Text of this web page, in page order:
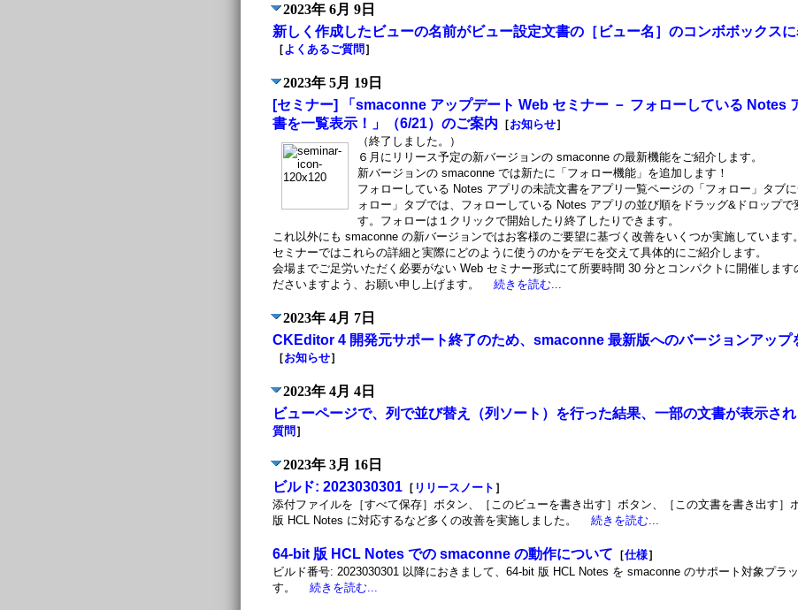
2023年 6月 9日
新しく作成したビューの名前がビュー設定文書の［ビュー名］のコンボボックス
［よくあるご質問 ］
2023年 5月 19日
[セミナー] 「smaconne アップデート Web セミナー － フォローしている Notes
書を一覧表示！」（6/21）のご案内 ［お知らせ］
（終了しました。）
６月にリリース予定の新バージョンの smaconne の最新機能をご紹介します。
新バージョンの smaconne では新たに「フォロー機能」を追加します！
フォローしている Notes アプリの未読文書をアプリ一覧ページの「フォロー」タブ
ォロー」タブでは、フォローしている Notes アプリの並び順をドラッグ&ドロップで
す。フォローは１クリックで開始したり終了したりできます。
これ以外にも smaconne の新バージョンではお客様のご要望に基づく改善をいくつか実施しています。
セミナーではこれらの詳細と実際にどのように使うのかをデモを交えて具体的にご紹介します。
会場までご足労いただく必要がない Web セミナー形式にて所要時間 30 分とコンパクトに開催します
ださいますよう、お願い申し上げます。 続きを読む...
2023年 4月 7日
CKEditor 4 開発元サポート終了のため、smaconne 最新版へのバージョンアップ
［お知らせ］
2023年 4月 4日
ビューページで、列で並び替え（列ソート）を行った結果、一部の文書が表示さ
質問 ］
2023年 3月 16日
ビルド: 2023030301 ［ リリースノート ］
添付ファイルを［すべて保存］ボタン、［このビューを書き出す］ボタン、［この文書を書き出す］
版 HCL Notes に対応するなど多くの改善を実施しました。 続きを読む...
64-bit 版 HCL Notes での smaconne の動作について ［仕様］
ビルド番号: 2023030301 以降におきまして、64-bit 版 HCL Notes を smaconne のサポート対象プラ
す。 続きを読む...